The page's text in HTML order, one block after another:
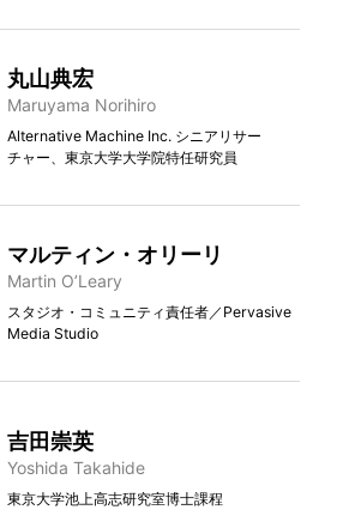
丸⼭典宏
Maruyama Norihiro
Alternative Machine Inc. シニアリサー
チャー、東京大学大学院特任研究員
マルティン・オリーリ
Martin O’Leary
スタジオ・コミュニティ責任者／Pervasive
Media Studio
吉田崇英
Yoshida Takahide
東京大学池上高志研究室博士課程